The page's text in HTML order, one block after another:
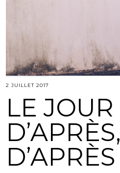
2 JUILLET 2017
LE JOUR
D’APRÈS,
D’APRÈS